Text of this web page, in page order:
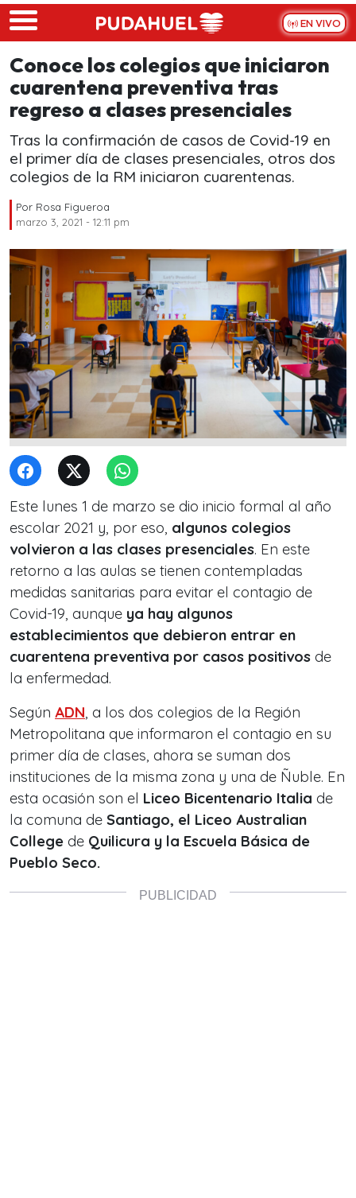
Skip to main content
EN VIVO
Conoce los colegios que iniciaron
cuarentena preventiva tras
regreso a clases presenciales
Tras la confirmación de casos de Covid-19 en
el primer día de clases presenciales, otros dos
colegios de la RM iniciaron cuarentenas.
Por Rosa Figueroa
marzo 3, 2021 - 12:11 pm
Este lunes 1 de marzo se dio inicio formal al año
escolar 2021 y, por eso, algunos colegios
volvieron a las clases presenciales. En este
retorno a las aulas se tienen contempladas
medidas sanitarias para evitar el contagio de
Covid-19, aunque ya hay algunos
establecimientos que debieron entrar en
cuarentena preventiva por casos positivos de
la enfermedad.
Según ADN, a los dos colegios de la Región
Metropolitana que informaron el contagio en su
primer día de clases, ahora se suman dos
instituciones de la misma zona y una de Ñuble. En
esta ocasión son el Liceo Bicentenario Italia de
la comuna de Santiago, el Liceo Australian
College de Quilicura y la Escuela Básica de
Pueblo Seco.